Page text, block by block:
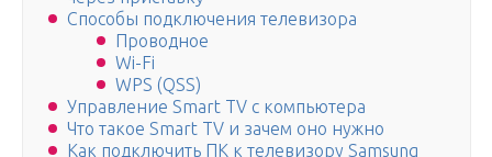
Способы подключения телевизора
Проводное
Wi-Fi
WPS (QSS)
Управление Smart TV с компьютера
Что такое Smart TV и зачем оно нужно
Как подключить ПК к телевизору Samsung